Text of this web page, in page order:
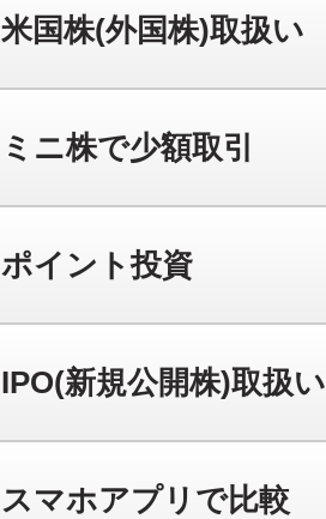
米国株(外国株)取扱い
ミニ株で少額取引
ポイント投資
IPO(新規公開株)取扱い
スマホアプリで比較